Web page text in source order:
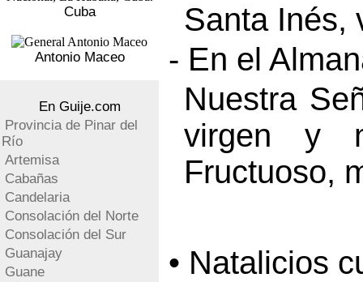
Cuba
Antonio Maceo
En Guije.com
Provincia de Pinar del
Río
Artemisa
Cabañas
Candelaria
Consolación del Norte
Consolación del Sur
Guanajay
Guane
Santa Inés,
- En el
Nuestra
virgen y
Fructuoso,
• Natalicios